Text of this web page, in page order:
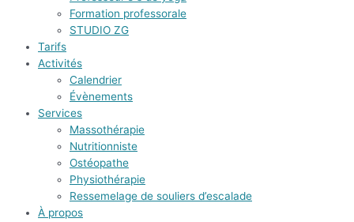
Formation professorale
STUDIO ZG
Tarifs
Activités
Calendrier
Évènements
Services
Massothérapie
Nutritionniste
Ostéopathe
Physiothérapie
Ressemelage de souliers d’escalade
À propos